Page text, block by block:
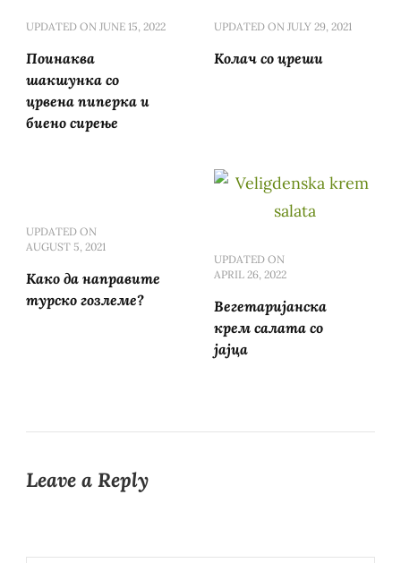
UPDATED ON JUNE 15, 2022
Поинаква
шакшунка со
црвена пиперка и
биено сирење
UPDATED ON JULY 29, 2021
Колач со цреши
UPDATED ON
AUGUST 5, 2021
Како да направите
турско гозлеме?
UPDATED ON
APRIL 26, 2022
Вегетаријанска
крем салата со
јајца
Leave a Reply